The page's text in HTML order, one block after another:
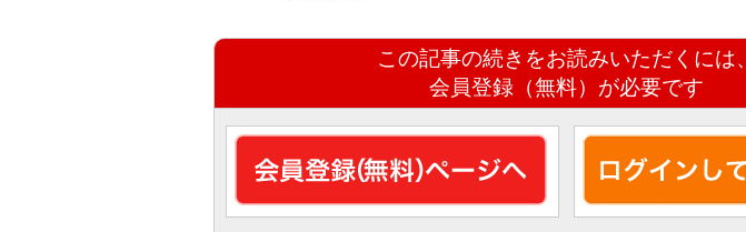
この記事の続きをお読みいただくには、
会員登録（無料）が必要です